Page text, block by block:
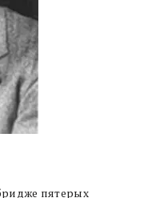
пятерых